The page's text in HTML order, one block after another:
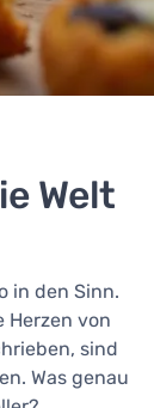
Welt
in den Sinn.
Herzen von
sind
Was genau